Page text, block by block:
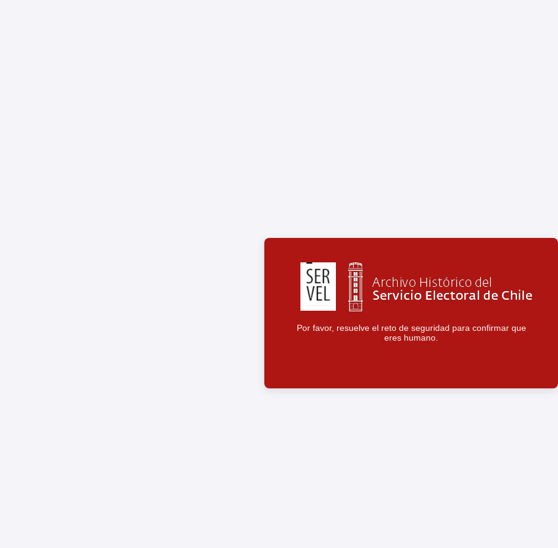
Por favor, resuelve el reto de seguridad para confirmar que
eres humano.